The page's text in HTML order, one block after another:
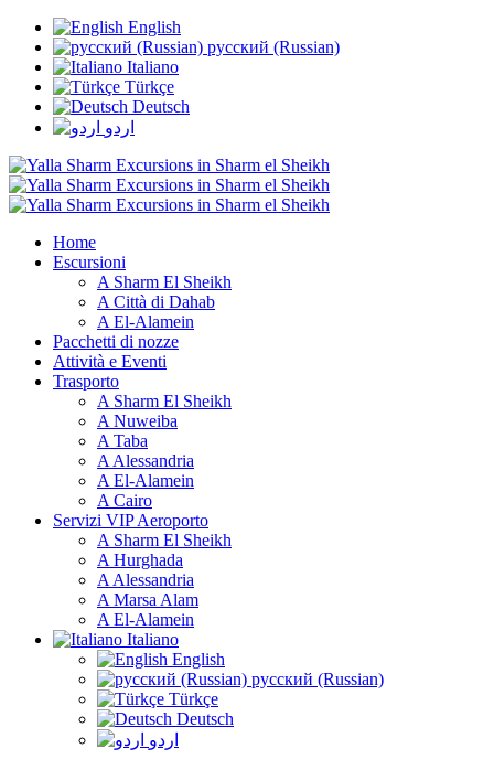
English
русский (Russian)
Italiano
Türkçe
Deutsch
اردو
Home
Escursioni
A Sharm El Sheikh
A Città di Dahab
A El-Alamein
Pacchetti di nozze
Attività e Eventi
Trasporto
A Sharm El Sheikh
A Nuweiba
A Taba
A Alessandria
A El-Alamein
A Cairo
Servizi VIP Aeroporto
A Sharm El Sheikh
A Hurghada
A Alessandria
A Marsa Alam
A El-Alamein
Italiano
English
русский (Russian)
Türkçe
Deutsch
اردو